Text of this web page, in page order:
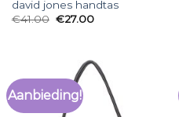
david jones handtas
€41.00 €27.00
Aanbieding!